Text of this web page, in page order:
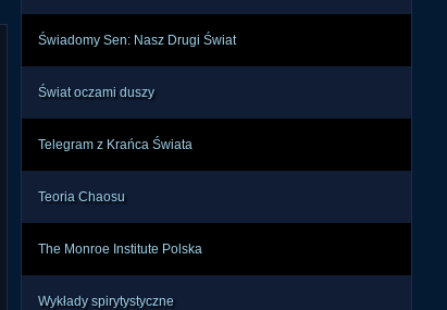
Świadomy Sen: Nasz Drugi Świat
Świat oczami duszy
Telegram z Krańca Świata
Teoria Chaosu
The Monroe Institute Polska
Wykłady spirytystyczne